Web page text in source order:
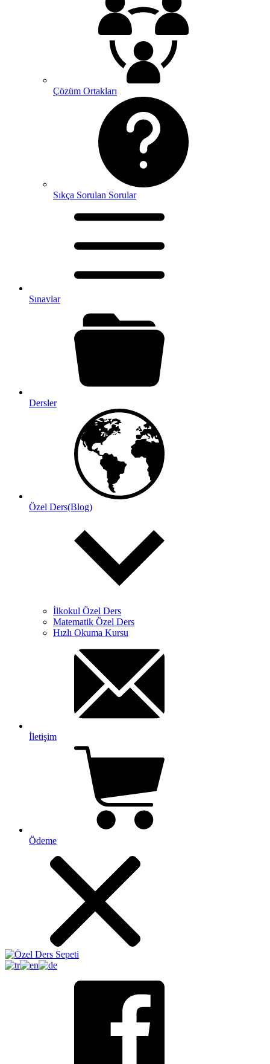
Çözüm Ortakları
Sıkça Sorulan Sorular
Sınavlar
Dersler
Özel Ders(Blog)
İlkokul Özel Ders
Matematik Özel Ders
Hızlı Okuma Kursu
İletişim
Ödeme